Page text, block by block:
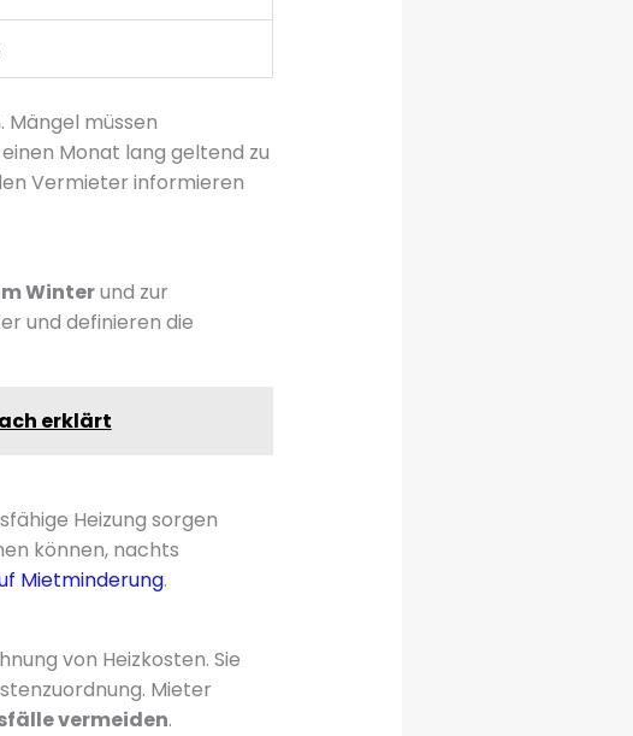
müssen
Monat lang geltend zu
Vermieter informieren
Winterund zur
und definieren die
erklärt
Heizung sorgen
können, nachts
Mietminderung.
von Heizkosten. Sie
Mieter
vermeiden.